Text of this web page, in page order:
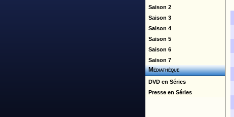
Saison 2
Saison 3
Saison 4
Saison 5
Saison 6
Saison 7
Médiathèque
DVD en Séries
Presse en Séries